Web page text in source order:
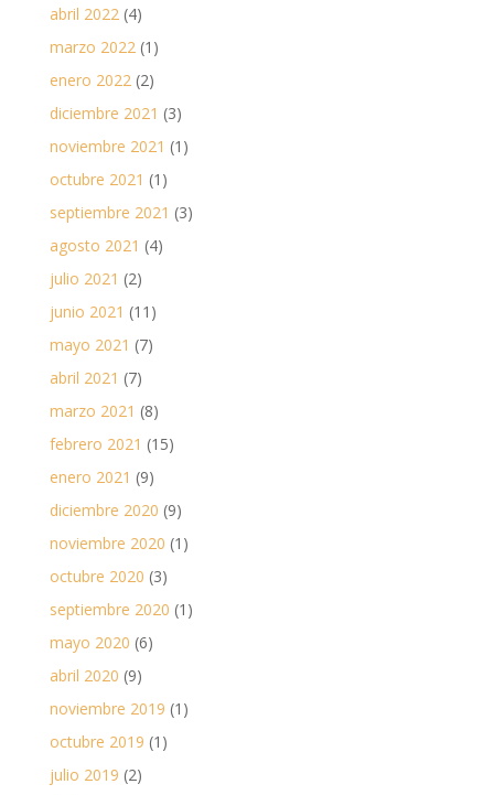
abril 2022 (4)
marzo 2022 (1)
enero 2022 (2)
diciembre 2021 (3)
noviembre 2021 (1)
octubre 2021 (1)
septiembre 2021 (3)
agosto 2021 (4)
julio 2021 (2)
junio 2021 (11)
mayo 2021 (7)
abril 2021 (7)
marzo 2021 (8)
febrero 2021 (15)
enero 2021 (9)
diciembre 2020 (9)
noviembre 2020 (1)
octubre 2020 (3)
septiembre 2020 (1)
mayo 2020 (6)
abril 2020 (9)
noviembre 2019 (1)
octubre 2019 (1)
julio 2019 (2)